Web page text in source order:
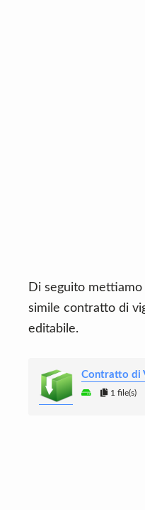
Di seguito
simile contratto di
editabile.
Contratto di
1 file(s)